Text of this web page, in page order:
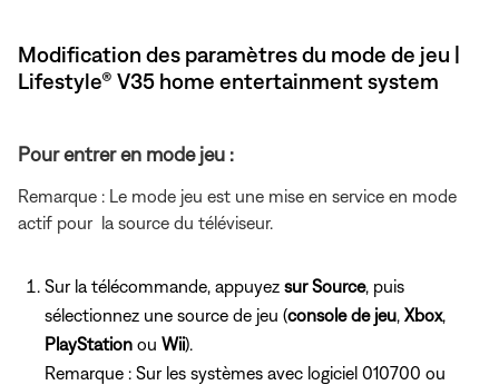
Modification des paramètres du mode de jeu |
Lifestyle® V35 home entertainment system
Pour entrer en mode jeu :
Remarque : Le mode jeu est une mise en service en mode
actif pour la source du téléviseur.
Sur la télécommande, appuyez sur Source, puis
sélectionnez une source de jeu (console de jeu Xbox,
PlayStation ou Wii).
Remarque : Sur les systèmes avec logiciel 010700 ou